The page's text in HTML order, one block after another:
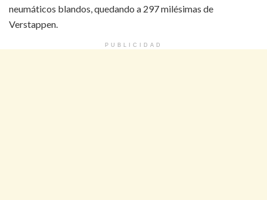
neumáticos blandos, quedando a 297 milésimas de
Verstappen.
PUBLICIDAD